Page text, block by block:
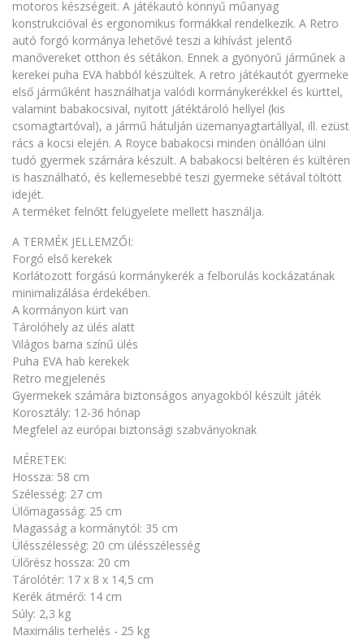
motoros készségeit. A játékautó könnyű műanyag
konstrukcióval és ergonomikus formákkal rendelkezik. A Retro
autó forgó kormánya lehetővé teszi a kihívást jelentő
manővereket otthon és sétákon. Ennek a gyönyörű járműnek a
kerekei puha EVA habból készültek. A retro játékautót gyermeke
első járműként használhatja valódi kormánykerékkel és kürttel,
valamint babakocsival, nyitott játéktároló hellyel (kis
csomagtartóval), a jármű hátulján üzemanyagtartállyal, ill. ezüst
rács a kocsi elején. A Royce babakocsi minden önállóan ülni
tudó gyermek számára készült. A babakocsi beltéren és kültéren
is használható, és kellemesebbé teszi gyermeke sétával töltött
idejét.
A terméket felnőtt felügyelete mellett használja.
A TERMÉK JELLEMZŐI:
Forgó első kerekek
Korlátozott forgású kormánykerék a felborulás kockázatának
minimalizálása érdekében.
A kormányon kürt van
Tárolóhely az ülés alatt
Világos barna színű ülés
Puha EVA hab kerekek
Retro megjelenés
Gyermekek számára biztonságos anyagokból készült játék
Korosztály: 12-36 hónap
Megfelel az európai biztonsági szabványoknak
MÉRETEK:
Hossza: 58 cm
Szélesség: 27 cm
Ülőmagasság: 25 cm
Magasság a kormánytól: 35 cm
Ülésszélesség: 20 cm ülésszélesség
Ülőrész hossza: 20 cm
Tárolótér: 17 x 8 x 14,5 cm
Kerék átmérő: 14 cm
Súly: 2,3 kg
Maximális terhelés - 25 kg